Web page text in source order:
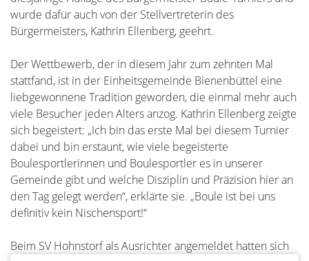
wurde dafür auch von der Stellvertreterin des
Bürgermeisters, Kathrin Ellenberg, geehrt.
Der Wettbewerb, der in diesem Jahr zum zehnten Mal
stattfand, ist in der Einheitsgemeinde Bienenbüttel eine
liebgewonnene Tradition geworden, die einmal mehr auch
viele Besucher jeden Alters anzog. Kathrin Ellenberg zeigte
sich begeistert: „Ich bin das erste Mal bei diesem Turnier
dabei und bin erstaunt, wie viele begeisterte
Boulesportlerinnen und Boulesportler es in unserer
Gemeinde gibt und welche Disziplin und Präzision hier an
den Tag gelegt werden“, erklärte sie. „Boule ist bei uns
definitiv kein Nischensport!“
Beim SV Hohnstorf als Ausrichter angemeldet hatten sich